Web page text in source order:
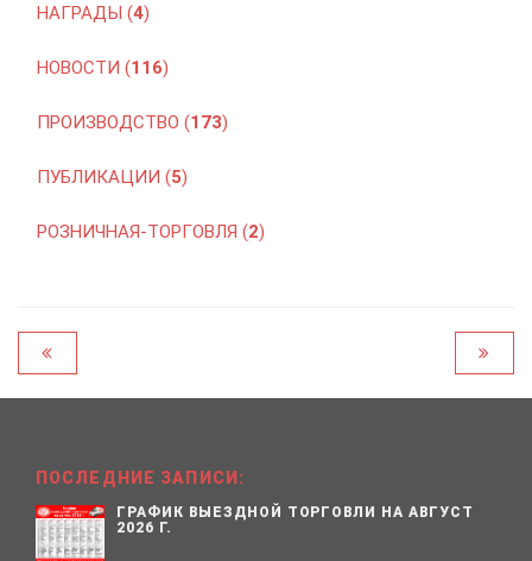
НАГРАДЫ (4)
НОВОСТИ (116)
ПРОИЗВОДСТВО (173)
ПУБЛИКАЦИИ (5)
РОЗНИЧНАЯ-ТОРГОВЛЯ (2)
ПОСЛЕДНИЕ ЗАПИСИ:
ГРАФИК ВЫЕЗДНОЙ ТОРГОВЛИ НА АВГУСТ
2026 Г.